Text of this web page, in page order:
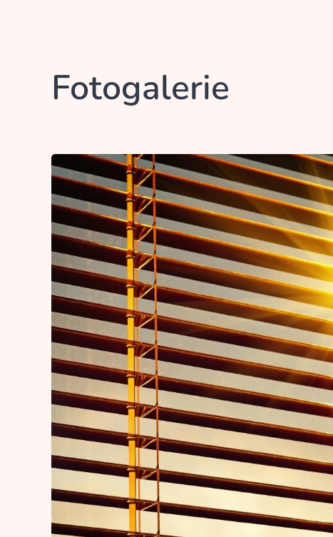
Fotogalerie